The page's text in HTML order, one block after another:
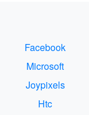
Facebook
Microsoft
Joypixels
Htc